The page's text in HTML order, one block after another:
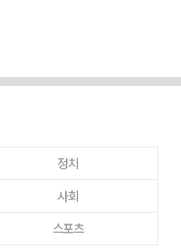
정치
사회
스포츠